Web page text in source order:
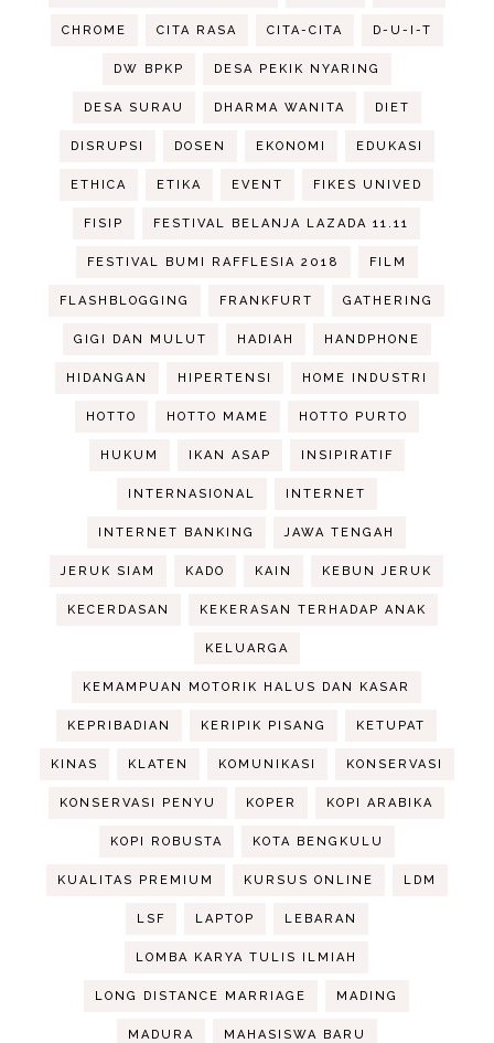
CHROME CITA RASA CITA-CITA D-U-I-T
DW BPKP DESA PEKIK NYARING
DESA SURAU DHARMA WANITA DIET
DISRUPSI DOSEN EKONOMI EDUKASI
ETHICA ETIKA EVENT FIKES UNIVED
FISIP FESTIVAL BELANJA LAZADA 11.11
FESTIVAL BUMI RAFFLESIA 2018 FILM
FLASHBLOGGING FRANKFURT GATHERING
GIGI DAN MULUT HADIAH HANDPHONE
HIDANGAN HIPERTENSI HOME INDUSTRI
HOTTO HOTTO MAME HOTTO PURTO
HUKUM IKAN ASAP INSIPIRATIF
INTERNASIONAL INTERNET
INTERNET BANKING JAWA TENGAH
JERUK SIAM KADO KAIN KEBUN JERUK
KECERDASAN KEKERASAN TERHADAP ANAK
KELUARGA
KEMAMPUAN MOTORIK HALUS DAN KASAR
KEPRIBADIAN KERIPIK PISANG KETUPAT
KINAS KLATEN KOMUNIKASI KONSERVASI
KONSERVASI PENYU KOPER KOPI ARABIKA
KOPI ROBUSTA KOTA BENGKULU
KUALITAS PREMIUM KURSUS ONLINE LDM
LSF LAPTOP LEBARAN
LOMBA KARYA TULIS ILMIAH
LONG DISTANCE MARRIAGE MADING
MADURA MAHASISWA BARU